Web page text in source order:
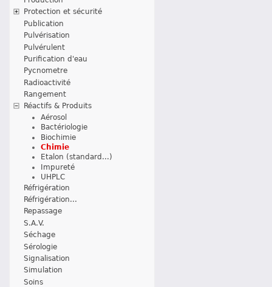
Protection et sécurité
Publication
Pulvérisation
Pulvérulent
Purification d'eau
Pycnometre
Radioactivité
Rangement
Réactifs & Produits
Aérosol
Bactériologie
Biochimie
Chimie
Etalon (standard...)
Impureté
UHPLC
Réfrigération
Réfrigération...
Repassage
S.A.V.
Séchage
Sérologie
Signalisation
Simulation
Soins